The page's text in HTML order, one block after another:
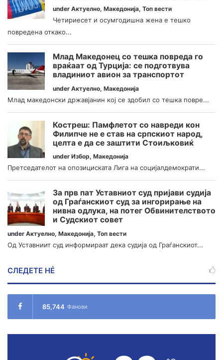
under Актуелно, Македонија, Топ вести
Четириесет и осумгодишна жена е тешко
повредена откако...
Млад Македонец со тешка повреда го
враќаат од Турција: се подготвува
владиниот авион за транспортот
under Актуелно, Македонија
Млад македонски државјанин кој се здобил со тешка повре...
Костреш: Памфлетот со навреди кон
Филипче не е став на српскиот народ,
целта е да се заштити Стоиљковиќ
under Избор, Македонија
Претседателот на опозициската Лига на социјалдемократи...
За прв пат Уставниот суд пријави судија
од Граѓанскиот суд за ингорирање на
нивна одлука, на потег Обвинителството
и Судскиот совет
under Актуелно, Македонија, Топ вести
Од Уставниит суд информираат дека судија од Граѓанскиот...
СЛЕДЕТЕ НÉ
85,744 Фанови